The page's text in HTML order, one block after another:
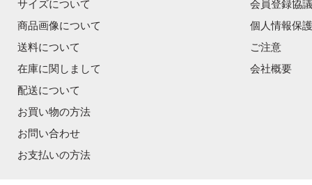
サイズについて
商品画像について
送料について
在庫に関しまして
配送について
お買い物の方法
お問い合わせ
お支払いの方法
会員登録協
個人情報保
ご注意
会社概要